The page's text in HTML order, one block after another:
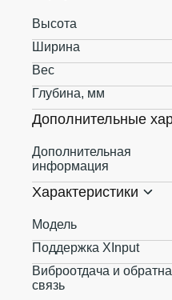
Высота
Ширина
Вес
Глубина, мм
Дополнительные
Дополнительная
информация
Характеристики
Модель
Поддержка XInput
Виброотдача и
связь